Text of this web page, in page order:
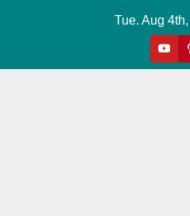
Tue. Aug